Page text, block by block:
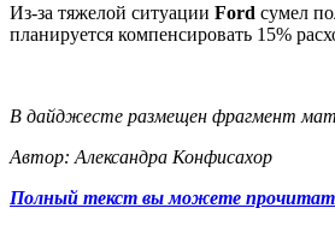
Из-за тяжелой ситуации Ford сумел
планируется компенсировать 15%
В дайджесте размещен фрагмент
Автор: Александра Конфисахор
Полный текст вы можете